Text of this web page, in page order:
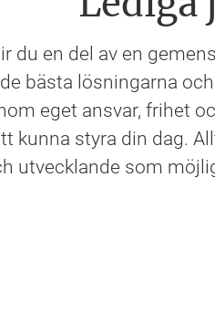
du en del av en
bästa lösningarna
eget ansvar, frihet
kunna styra din dag.
utvecklande som